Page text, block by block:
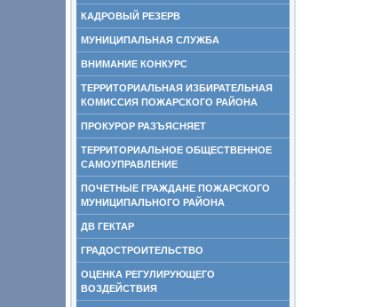
КАДРОВЫЙ РЕЗЕРВ
МУНИЦИПАЛЬНАЯ СЛУЖБА
ВНИМАНИЕ КОНКУРС
ТЕРРИТОРИАЛЬНАЯ ИЗБИРАТЕЛЬНАЯ
КОМИССИЯ ПОЖАРСКОГО РАЙОНА
ПРОКУРОР РАЗЪЯСНЯЕТ
ТЕРРИТОРИАЛЬНОЕ ОБЩЕСТВЕННОЕ
САМОУПРАВЛЕНИЕ
ПОЧЕТНЫЕ ГРАЖДАНЕ ПОЖАРСКОГО
МУНИЦИПАЛЬНОГО РАЙОНА
ДВ ГЕКТАР
ГРАДОСТРОИТЕЛЬСТВО
ОЦЕНКА РЕГУЛИРУЮЩЕГО
ВОЗДЕЙСТВИЯ